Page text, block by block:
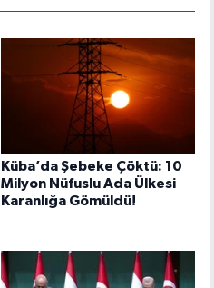
Küba’da Şebeke Çöktü: 10
Milyon Nüfuslu Ada Ülkesi
Karanlığa Gömüldü!